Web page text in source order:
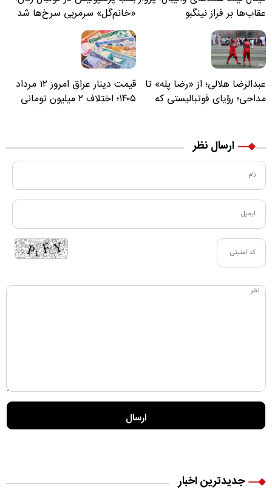
عقاب‌ها بر فراز نینگبو
«خانم‌گل» سرمربی سرخ‌ها شد
عبدالرضا هلالی؛ از «رضا پله» تا
مداحی؛ رؤیای فوتبالیستی که
قیمت دینار عراق امروز ۱۲ مرداد
۱۴۰۵؛ اختلاف ۲ میلیون تومانی
ارسال نظر
جدیدترین اخبار